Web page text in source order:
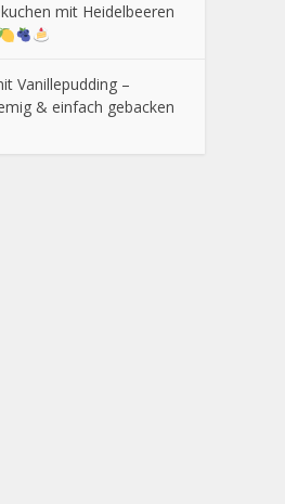
mit Heidelbeeren
Vanillepudding –
& einfach gebacken